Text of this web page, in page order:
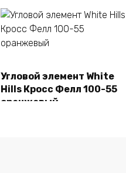
В корзину
Угловой элемент White
Hills Кросс Фелл 100-55
оранжевый